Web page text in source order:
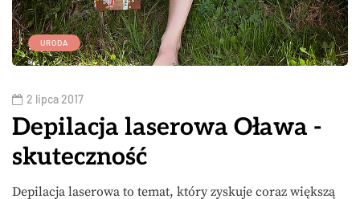
URODA
2 lipca 2017
Depilacja laserowa Oława -
skuteczność
Depilacja laserowa to temat, który zyskuje coraz większą